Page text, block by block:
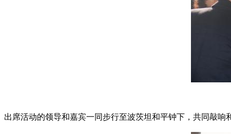
出席活动的领导和嘉宾一同步行至波茨坦和平钟下，共同敲响